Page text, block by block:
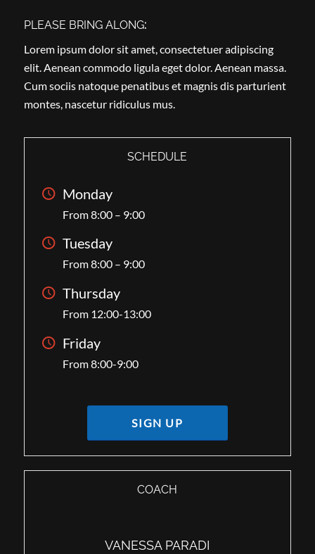
PLEASE BRING ALONG:
Lorem ipsum dolor sit amet, consectetuer adipiscing
elit. Aenean commodo ligula eget dolor. Aenean massa.
Cum sociis natoque penatibus et magnis dis parturient
montes, nascetur ridiculus mus.
SCHEDULE
Monday
From 8:00 – 9:00
Tuesday
From 8:00 – 9:00
Thursday
From 12:00-13:00
Friday
From 8:00-9:00
SIGN UP
COACH
VANESSA PARADI